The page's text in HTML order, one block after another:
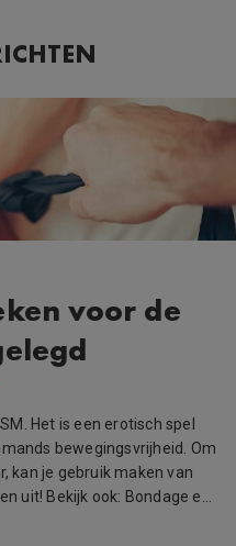
voor de
Het is een erotisch spel
bewegingsvrijheid. Om
kan je gebruik maken van
uit! Bekijk ook: Bondage e…